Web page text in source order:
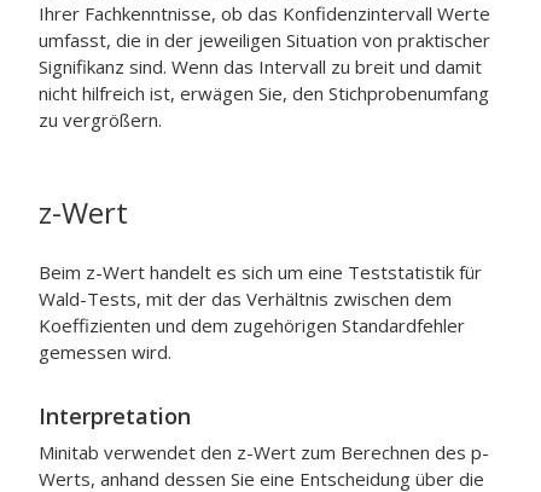
Ihrer Fachkenntnisse, ob das Konfidenzintervall Werte
umfasst, die in der jeweiligen Situation von praktischer
Signifikanz sind. Wenn das Intervall zu breit und damit
nicht hilfreich ist, erwägen Sie, den Stichprobenumfang
zu vergrößern.
z-Wert
Beim z-Wert handelt es sich um eine Teststatistik für
Wald-Tests, mit der das Verhältnis zwischen dem
Koeffizienten und dem zugehörigen Standardfehler
gemessen wird.
Interpretation
Minitab verwendet den z-Wert zum Berechnen des p-
Werts, anhand dessen Sie eine Entscheidung über die